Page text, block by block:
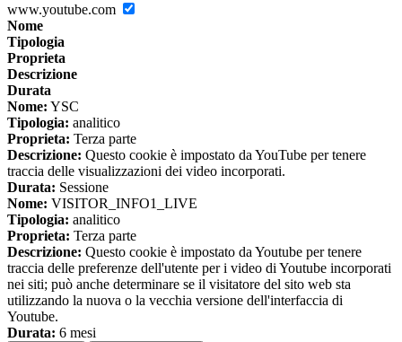
www.youtube.com
Nome
Tipologia
Proprieta
Descrizione
Durata
Nome: YSC
Tipologia: analitico
Proprieta: Terza parte
Descrizione: Questo cookie è impostato da YouTube per tenere
traccia delle visualizzazioni dei video incorporati.
Durata: Sessione
Nome: VISITOR_INFO1_LIVE
Tipologia: analitico
Proprieta: Terza parte
Descrizione: Questo cookie è impostato da Youtube per tenere
traccia delle preferenze dell'utente per i video di Youtube incorporati
nei siti; può anche determinare se il visitatore del sito web sta
utilizzando la nuova o la vecchia versione dell'interfaccia di
Youtube.
Durata: 6 mesi